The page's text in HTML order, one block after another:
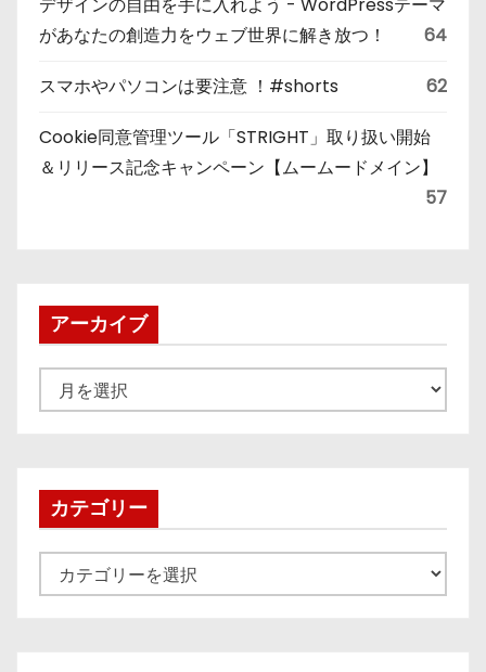
があなたの創造力をウェブ世界に解き放つ！
64
スマホやパソコンは要注意 ！#shorts 62
Cookie同意管理ツール「STRIGHT」取り扱い開始
＆リリース記念キャンペーン【ムームードメイン】
57
アーカイブ
ー
ブカテゴリー
テ